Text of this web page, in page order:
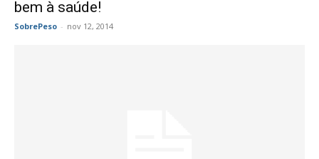
bem à saúde!
SobrePeso - nov 12, 2014